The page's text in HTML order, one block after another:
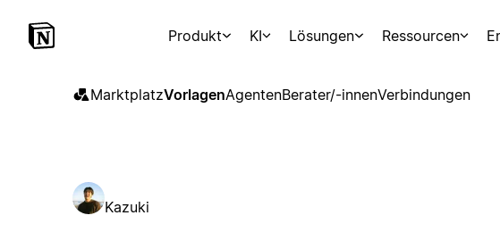
Produkt KI Lösungen Ressourcen
MarktplatzVorlagenAgentenBerater/-innenVerbindungen
Kazuki